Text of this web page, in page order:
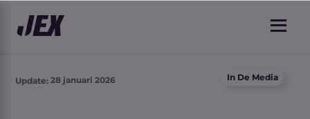
Update: 28 januari 2026 In De Media